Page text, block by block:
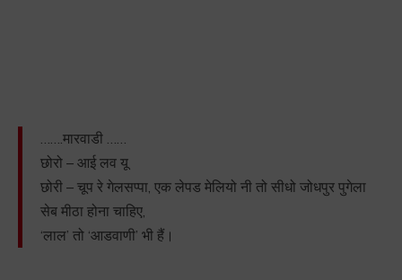
…….मारवाडी ……
छोरो – आई लव यू
छोरी – चूप रे गेलसप्पा, एक लेपड मेलियो नी तो सीधो जोधपुर पुगेला
सेब मीठा होना चाहिए,
‘लाल’ तो ‘आडवाणी’ भी हैं।